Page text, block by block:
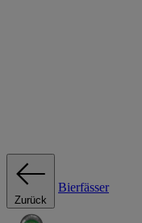
Zurück
Bierfässer